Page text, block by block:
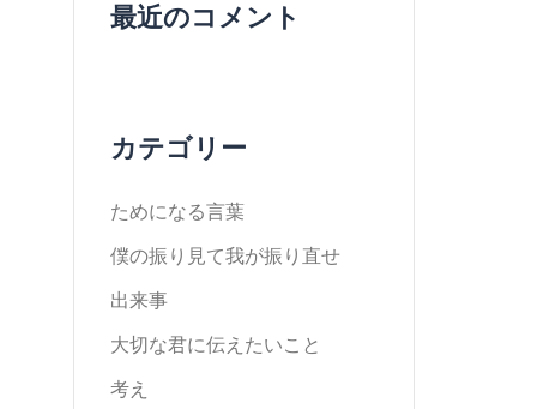
最近のコメント
カテゴリー
ためになる言葉
僕の振り見て我が振り直せ
出来事
大切な君に伝えたいこと
考え